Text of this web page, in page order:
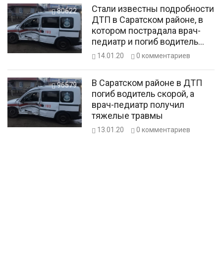
80622
Стали известны подробности
ДТП в Саратском районе, в
котором пострадала врач-
педиатр и погиб водитель
скорой
14.01.20 0 комментариев
96579
В Саратском районе в ДТП
погиб водитель скорой, а
врач-педиатр получил
тяжелые травмы
13.01.20 0 комментариев